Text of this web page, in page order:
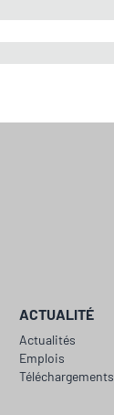
ACTUALITÉ
Actualités
Emplois
Téléchargements